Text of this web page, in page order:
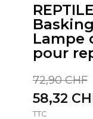
Lampe
pour
72,90 CHF
58,32
TTC